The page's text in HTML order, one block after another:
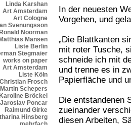
Linda Karshan
Art Amsterdam
Art Cologne
Svenungsson
Ronald Noorman
Matthias Mansen
Liste Berlin
Stegmaier
works on paper
Art Amsterdam
Liste Köln
Christian Frosch
Martin Schepers
Karoline Bröckel
Jaroslav Poncar
Raimund Girke
Hinsberg
In der neuesten
Vorgehen, und
„Die Blattkanten
mit roter Tusche,
schneide ich mit
und trenne es in
Papierfläche und
Die entstandenen
zueinander
diesen Arbeiten,